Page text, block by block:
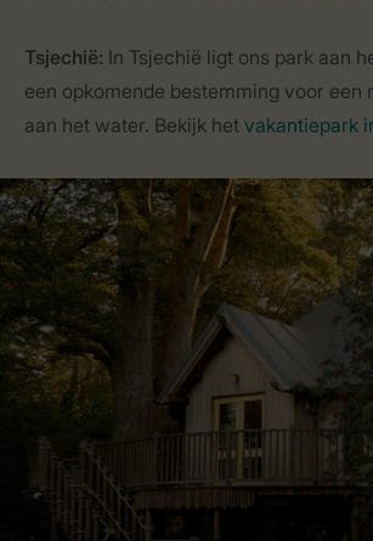
Tsjechië: In Tsjechië ligt ons park aan
een opkomende bestemming voor een
aan het water. Bekijk het vakantiepark